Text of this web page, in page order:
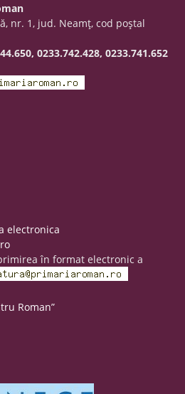
nr. 1, jud. Neamţ, cod poştal
0233.742.428, 0233.741.652
electronica
în format electronic a
Roman”